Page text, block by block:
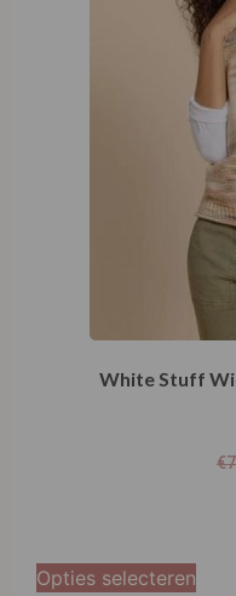
White Stuff
€
Opties selecteren